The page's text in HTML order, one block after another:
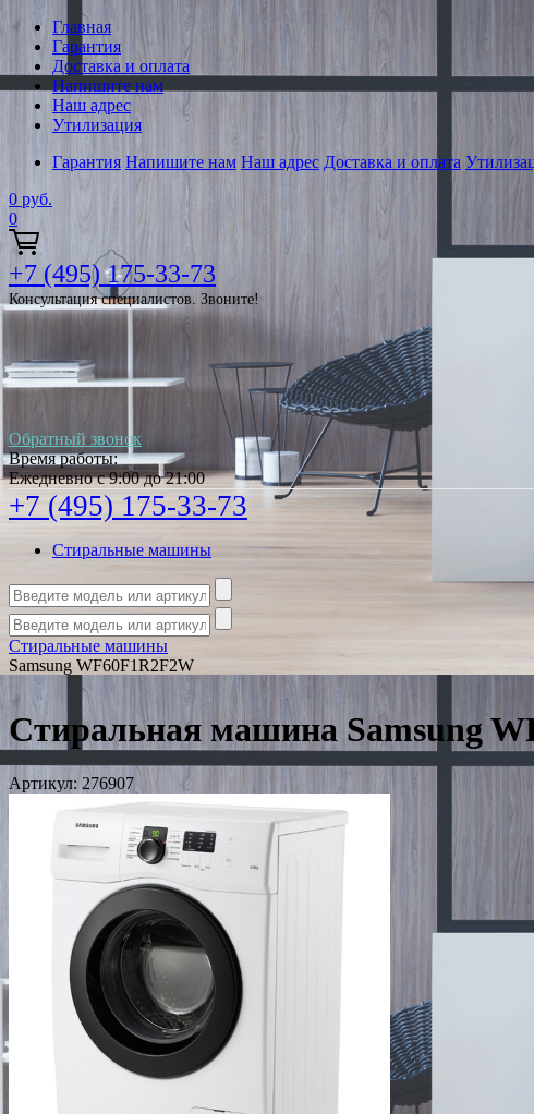
Главная
Гарантия
Доставка и оплата
Напишите нам
Наш адрес
Утилизация
Гарантия Напишите нам Наш адрес Доставка и оплата
0 руб.
0
+7 (495) 175-33-73
Консультация специалистов. Звоните!
Обратный звонок
Время работы:
Ежедневно с 9:00 до 21:00
+7 (495) 175-33-73
Стиральные машины
Стиральные машины
Samsung WF60F1R2F2W
Стиральная машина Samsung
Артикул: 276907